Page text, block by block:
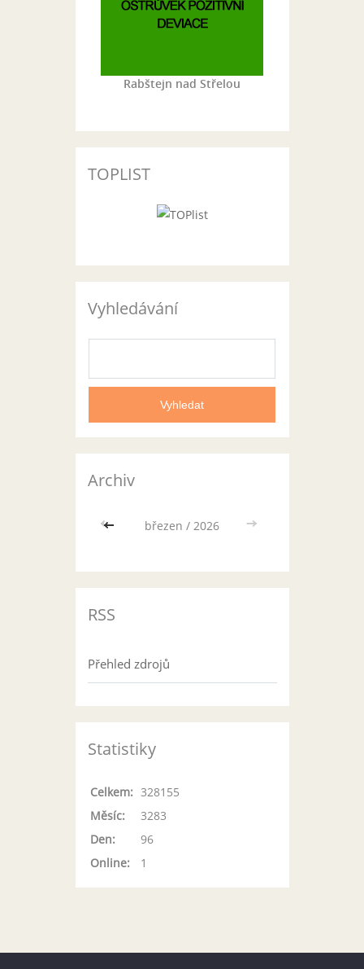
Rabštejn nad Střelou
TOPLIST
Vyhledávání
Archiv
<< březen / 2026 >>
RSS
Přehled zdrojů
Statistiky
Online: 1
Celkem: 328155
Měsíc:
3283
Den:
96